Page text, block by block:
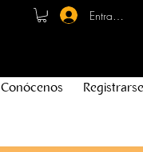
Entrar -
Conócenos Registrarse